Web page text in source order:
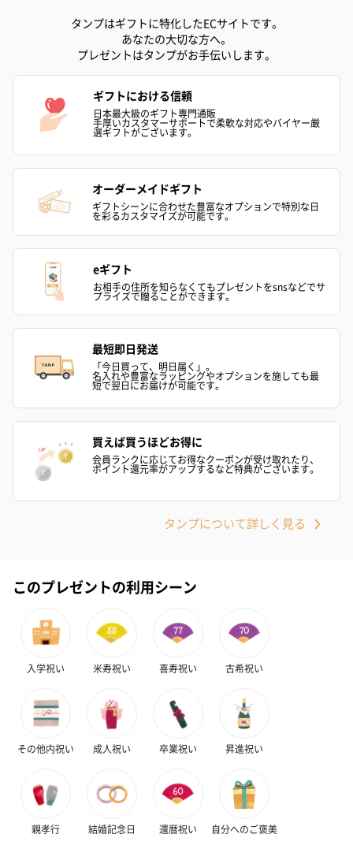
タンプはギフトに特化したECサイトです。
あなたの大切な方へ。
プレゼントはタンプがお手伝いします。
ギフトにおける信頼
日本最大級のギフト専門通販
手厚いカスタマーサポートで柔軟な対応やバイヤー厳
選ギフトがございます。
オーダーメイドギフト
ギフトシーンに合わせた豊富なオプションで特別な日
を彩るカスタマイズが可能です。
eギフト
お相手の住所を知らなくてもプレゼントをsnsなどでサ
プライズで贈ることができます。
最短即日発送
「今日買って、明日届く」。
名入れや豊富なラッピングやオプションを施しても最
短で翌日にお届けが可能です。
買えば買うほどお得に
会員ランクに応じてお得なクーポンが受け取れたり、
ポイント還元率がアップするなど特典がございます。
タンプについて詳しく見る
このプレゼントの利用シーン
入学祝い 米寿祝い 喜寿祝い 古希祝い
その他内祝い 成人祝い 卒業祝い 昇進祝い
親孝行 結婚記念日 還暦祝い 自分へのご褒美